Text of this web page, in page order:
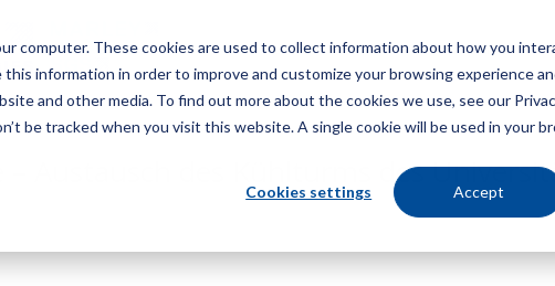
computer. These cookies are used to collect information about how you
information in order to improve and customize your browsing experience
and other media. To find out more about the cookies we use, see our
be tracked when you visit this website. A single cookie will be used in your
Cookies settings Accept
Speisekarte
– Austausch des Kühlturms des